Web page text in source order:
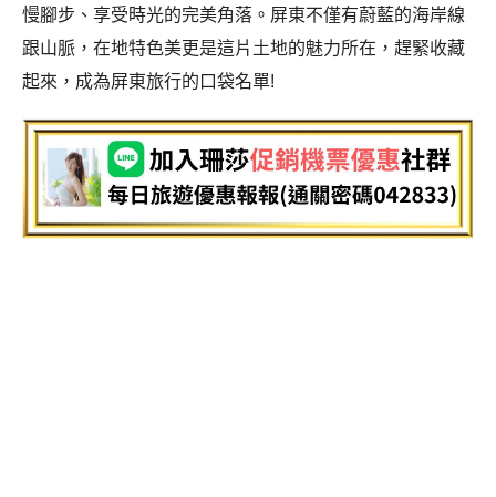
慢腳步、享受時光的完美角落。屏東不僅有蔚藍的海岸線
跟山脈，在地特色美更是這片土地的魅力所在，趕緊收藏
起來，成為屏東旅行的口袋名單!